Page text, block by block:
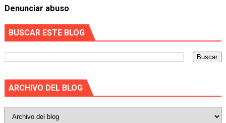
Denunciar abuso
BUSCAR ESTE BLOG
ARCHIVO DEL BLOG